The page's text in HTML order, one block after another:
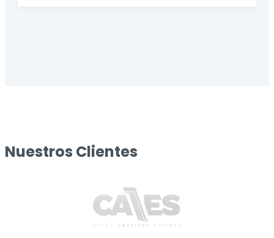
Nuestros Clientes